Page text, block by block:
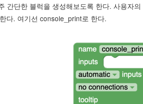
간단한 블럭을 생성해보도록 한다. 사용자
다. 여기선 console_print로 한다.